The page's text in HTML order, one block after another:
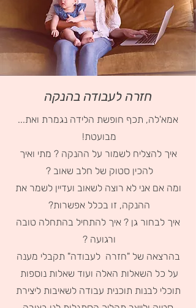
חזרה לעבודה בהנקה
אמא'לה, תכף חופשת הלידה נגמרת ואת...
מבועטת!
איך להצליח לשמור על ההנקה ? מתי ואיך
להכין סטוק של חלב שאוב ?
ומה אם אני לא רוצה לשאוב ועדיין לשמר את
ההנקה, זו בכלל אפשרות?
איך לבחור גן ? איך להתחיל בהתחלה טובה
ורגועה ?
בהרצאה של "חזרה לעבודה" תקבלי מענה
על כל השאלות האלה ועוד שאלות נוספות
תוכלי לבנות תוכנית עבודה לשאיבות ליצירת